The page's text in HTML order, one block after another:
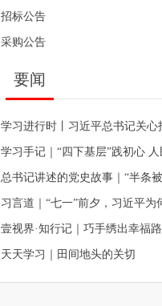
招标公告
采购公告
要闻
壹视界·知行记｜巧手绣出幸福路
天天学习｜田间地头的关切